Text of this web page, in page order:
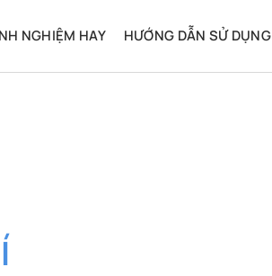
NGHIỆM HAY HƯỚNG DẪN SỬ DỤNG